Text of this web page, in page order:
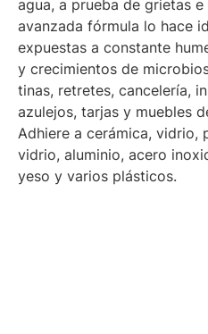
agua, a prueba de grietas e
avanzada fórmula lo hace
expuestas a constante
y crecimientos de
tinas, retretes, cancelería,
azulejos, tarjas y muebles
Adhiere a cerámica, vidrio,
vidrio, aluminio, acero
yeso y varios plásticos.